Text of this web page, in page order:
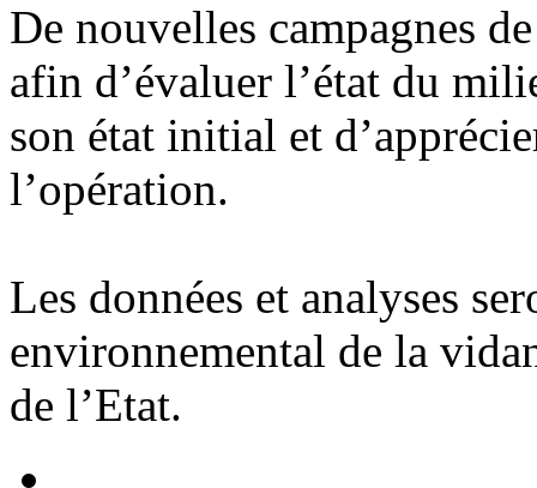
De nouvelles campagnes
afin d’évaluer l’état du
son état initial et
l’opération.
Les données et analyses
environnemental de la
de l’Etat.